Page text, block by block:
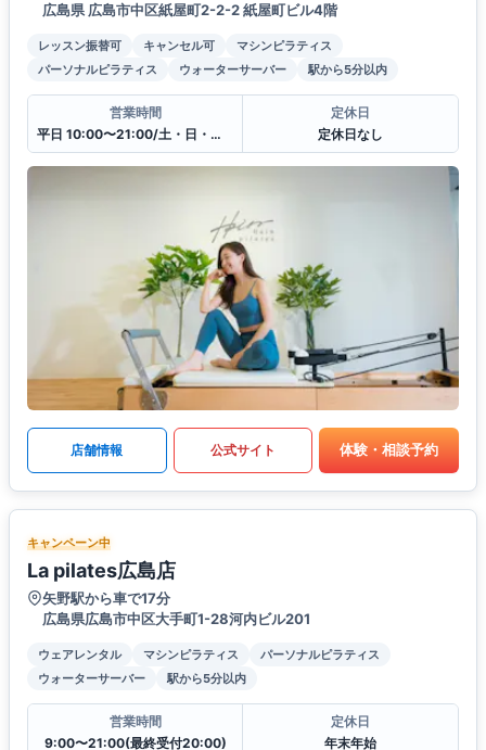
広島県 広島市中区紙屋町2-2-2 紙屋町ビル4階
レッスン振替可 キャンセル可
マシンピラティス
パーソナルピラティス
ウォーターサーバー 駅から5分以内
営業時間
平日 10:00〜21:00/土・日・祝10:00〜19:00
定休日
定休日なし
店舗情報 公式サイト 体験・相談予約
キャンペーン中
La pilates広島店
矢野駅から車で17分
広島県広島市中区大手町1-28河内ビル201
ウェアレンタル マシンピラティス
パーソナルピラティス
ウォーターサーバー
駅から5分以内
営業時間
9:00〜21:00(最終受付20:00)
定休日
年末年始